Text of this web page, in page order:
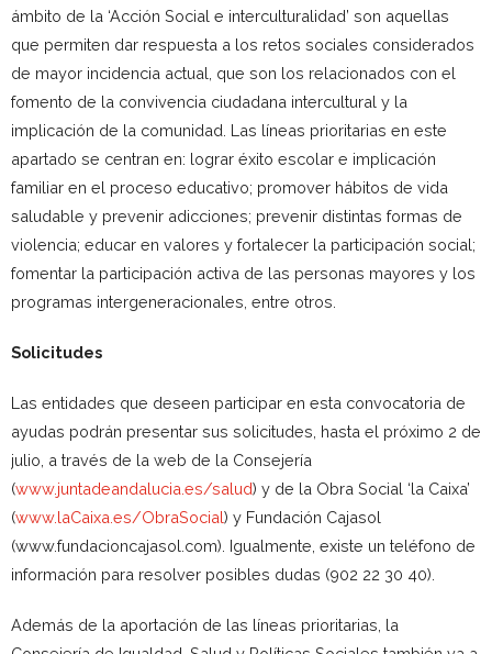
ámbito de la ‘Acción Social e interculturalidad’ son aquellas
que permiten dar respuesta a los retos sociales considerados
de mayor incidencia actual, que son los relacionados con el
fomento de la convivencia ciudadana intercultural y la
implicación de la comunidad. Las líneas prioritarias en este
apartado se centran en: lograr éxito escolar e implicación
familiar en el proceso educativo; promover hábitos de vida
saludable y prevenir adicciones; prevenir distintas formas de
violencia; educar en valores y fortalecer la participación social;
fomentar la participación activa de las personas mayores y los
programas intergeneracionales, entre otros.
Solicitudes
Las entidades que deseen participar en esta convocatoria de
ayudas podrán presentar sus solicitudes, hasta el próximo 2 de
julio, a través de la web de la Consejería
(www.juntadeandalucia.es/salud) y de la Obra Social ‘la Caixa’
(www.laCaixa.es/ObraSocial) y Fundación Cajasol
(www.fundacioncajasol.com). Igualmente, existe un teléfono de
información para resolver posibles dudas (902 22 30 40).
Además de la aportación de las líneas prioritarias, la